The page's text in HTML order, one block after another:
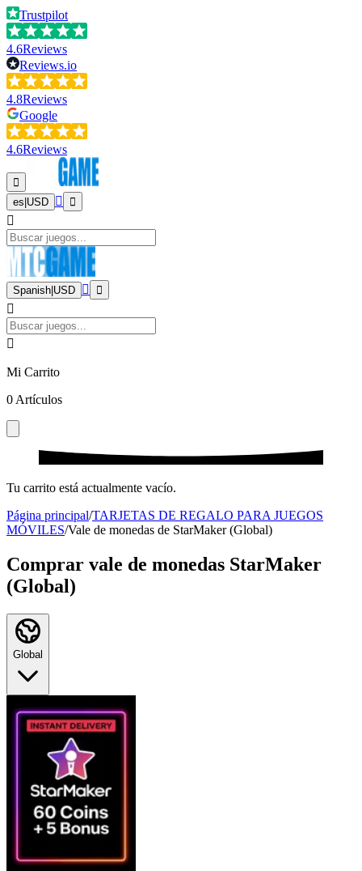
Trustpilot
4.6Reviews
Reviews.io
4.8Reviews
Google
4.6Reviews
es USD
Spanish USD
Mi Carrito
0 Artículos
Tu carrito está actualmente vacío.
Página principal/TARJETAS DE REGALO PARA JUEGOS
MÓVILES/Vale de monedas de StarMaker (Global)
Comprar vale de monedas StarMaker
(Global)
Global